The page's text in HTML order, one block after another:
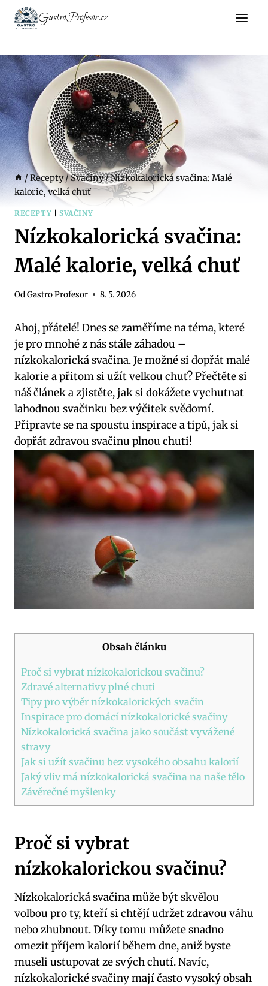
Přeskočit
GastroProfesor.cz
/ Recepty/Svačiny/Nízkokalorická svačina: Malé
kalorie, velká chuť
RECEPTY SVAČINY
Nízkokalorická svačina:
Malé kalorie, velká chuť
OdGastro Profesor 8. 5. 2026
Ahoj, přátelé! Dnes se zaměříme na téma, které
je pro mnohé z nás stále záhadou –
nízkokalorická svačina. Je možné si dopřát malé
kalorie a přitom si užít velkou chuť? Přečtěte si
náš článek a zjistěte, jak si dokážete vychutnat
lahodnou svačinku bez výčitek svědomí.
Připravte se na spoustu inspirace a tipů, jak si
dopřát zdravou svačinu plnou chuti!
Obsah článku
Proč si vybrat nízkokalorickou svačinu?
Zdravé alternativy plné chuti
Tipy pro výběr nízkokalorických svačin
Inspirace pro domácí nízkokalorické svačiny
Nízkokalorická svačina jako součást vyvážené
stravy
Jak si užít svačinu bez vysokého obsahu kalorií
Jaký vliv má nízkokalorická svačina na naše tělo
Závěrečné myšlenky
Proč si vybrat
nízkokalorickou svačinu?
Nízkokalorická svačina může být skvělou
volbou pro ty, kteří si chtějí udržet zdravou váhu
nebo zhubnout. Díky tomu můžete snadno
omezit příjem kalorií během dne, aniž byste
museli ustupovat ze svých chutí. Navíc,
nízkokalorické svačiny mají často vysoký obsah